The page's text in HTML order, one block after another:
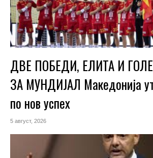
ДВЕ ПОБЕДИ, ЕЛИТА И
ЗА МУНДИЈАЛ Македонија
по нов успех
5 август, 2026